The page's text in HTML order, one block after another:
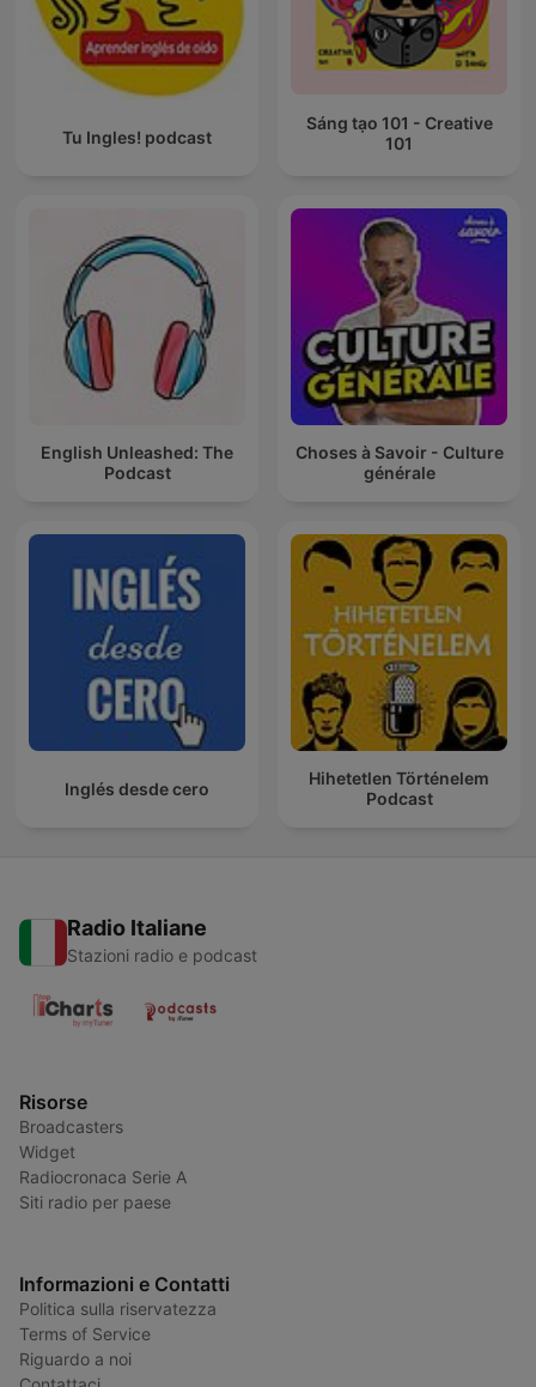
Tu Ingles! podcast
Sáng tạo 101 - Creative
101
English Unleashed: The
Podcast
Choses à Savoir - Culture
générale
Inglés desde cero
Hihetetlen Történelem
Podcast
Radio Italiane
Stazioni radio e podcast
Risorse
Broadcasters
Widget
Radiocronaca Serie A
Siti radio per paese
Informazioni e Contatti
Politica sulla riservatezza
Terms of Service
Riguardo a noi